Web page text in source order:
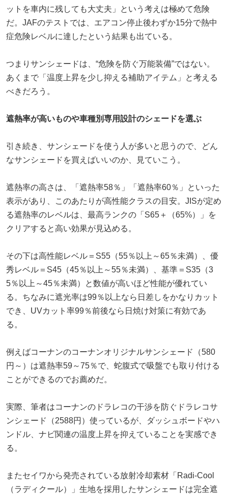
ットを車内に残しても大丈夫」という考えは極めて危険
だ。JAFのテストでは、エアコン停止後わずか15分で熱中
症危険レベルに達したという結果も出ている。
つまりサンシェードは、“危険を防ぐ万能装備”ではない。
あくまで「温度上昇を少し抑える補助アイテム」と考える
べきだろう。
遮熱率が高いものや車種別専用設計のシェードを選ぶ
引き続き、サンシェードを使う人が多いと思うので、どん
なサンシェードを買えばいいのか、見ていこう。
遮熱率の高さは、「遮熱率58％」「遮熱率60％」といった
表示があり、このあたりが高性能クラスの目安。JISが定め
る遮熱率のレベルは、最高ランクの「S65＋（65%）」を
クリアすると高い効果が見込める。
その下は高性能レベル＝S55（55％以上～65％未満）、優
秀レベル＝S45（45％以上～55％未満）、基準＝S35（3
5％以上～45％未満）と数値が高いほど性能が優れてい
る。ちなみに遮光率は99％以上なら日差しをかなりカット
でき、UVカット率99％前後なら日焼け対策に有効であ
る。
例えばコーナンのコーナンオリジナルサンシェード（580
円～）は遮熱率59～75％で、蛇腹式で吸盤でも取り付ける
ことができるのでお薦めだ。
実際、筆者はコーナンのドラレコの干渉を防ぐドラレコサ
ンシェード（2588円）使っているが、ダッシュボードやハ
ンドル、ナビ関連の温度上昇を抑えていることを実感でき
る。
またセイワから発売されている放射冷却素材「Radi-Cool
（ラディクール）」生地を採用したサンシェードは完全遮